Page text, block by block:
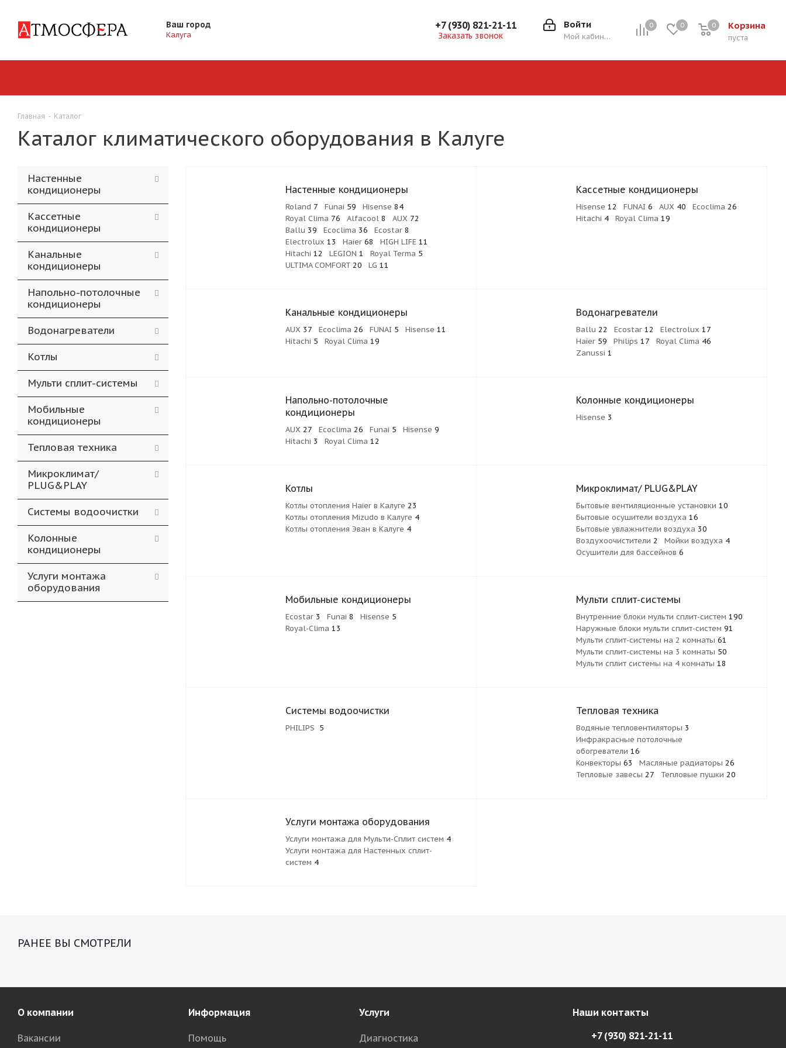
Ваш город
Калуга
0 0 Корзина
0
пуста
0
Войти
Мой кабинет
+7 (930) 821-21-11
Заказать звонок
Главная - Каталог
Каталог климатического оборудования в Калуге
Настенные кондиционеры
Roland 7 Funai 59 Hisense 84
Royal Clima 76 Alfacool 8 AUX 72
Ballu 39 Ecoclima 36 Ecostar 8
Electrolux 13 Haier 68 HIGH LIFE 11
Hitachi 12 LEGION 1 Royal Terma 5
ULTIMA COMFORT 20 LG 11
Кассетные кондиционеры
Hisense 12 FUNAI 6 AUX 40 Ecoclima 26
Hitachi 4 Royal Clima 19
Канальные кондиционеры
AUX 37 Ecoclima 26 FUNAI 5 Hisense 11
Hitachi 5 Royal Clima 19
Водонагреватели
Ballu 22 Ecostar 12 Electrolux 17
Haier 59 Philips 17 Royal Clima 46
Zanussi 1
Напольно-потолочные
кондиционеры
AUX 27 Ecoclima 26 Funai 5 Hisense 9
Hitachi 3 Royal Clima 12
Колонные кондиционеры
Hisense 3
Котлы
Котлы отопления Haier в Калуге 23
Котлы отопления Mizudo в Калуге 4
Котлы отопления Эван в Калуге 4
Микроклимат/ PLUG&PLAY
Бытовые вентиляционные установки 10
Бытовые осушители воздуха 16
Бытовые увлажнители воздуха 30
Воздухоочистители 2 Мойки воздуха 4
Осушители для бассейнов 6
Мобильные кондиционеры
Ecostar 3 Funai 8 Hisense 5
Royal-Clima 13
Мульти сплит-системы
Внутренние блоки мульти сплит-систем 190
Наружные блоки мульти сплит-систем 91
Мульти сплит-системы на 2 комнаты 61
Мульти сплит-системы на 3 комнаты 50
Мульти сплит системы на 4 комнаты 18
Системы водоочистки
PHILIPS 5
Тепловая техника
Водяные тепловентиляторы 3
Инфракрасные потолочные
обогреватели 16
Конвекторы 63 Масляные радиаторы 26
Тепловые завесы 27 Тепловые пушки 20
Услуги монтажа оборудования
Услуги монтажа для Мульти-Сплит систем 4
Услуги монтажа для Настенных сплит-
систем 4
Настенные
кондиционеры
Кассетные
кондиционеры
Канальные
кондиционеры
Напольно-потолочные
кондиционеры
Водонагреватели
Котлы
Мульти сплит-системы
Мобильные
кондиционеры
Тепловая техника
Микроклимат/
PLUG&PLAY
Системы водоочистки
Колонные
кондиционеры
Услуги монтажа
оборудования
РАНЕЕ ВЫ СМОТРЕЛИ
О компании
Вакансии
Информация
Помощь
Услуги
Диагностика
Наши контакты
+7 (930) 821-21-11